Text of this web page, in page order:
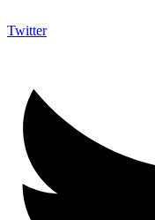
Twitter